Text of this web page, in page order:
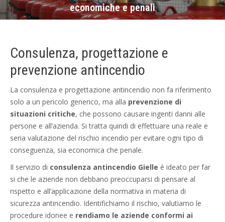
economiche e penali
Consulenza, progettazione e
prevenzione antincendio
La consulenza e progettazione antincendio non fa riferimento
solo a un pericolo generico, ma alla prevenzione di
situazioni critiche, che possono causare ingenti danni alle
persone e all’azienda. Si tratta quindi di effettuare una reale e
seria valutazione del rischio incendio per evitare ogni tipo di
conseguenza, sia economica che penale.
Il servizio di consulenza antincendio Gielle è ideato per far
si che le aziende non debbano preoccuparsi di pensare al
rispetto e all’applicazione della normativa in materia di
sicurezza antincendio. Identifichiamo il rischio, valutiamo le
procedure idonee e rendiamo le aziende conformi ai